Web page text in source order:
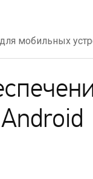
мобильных